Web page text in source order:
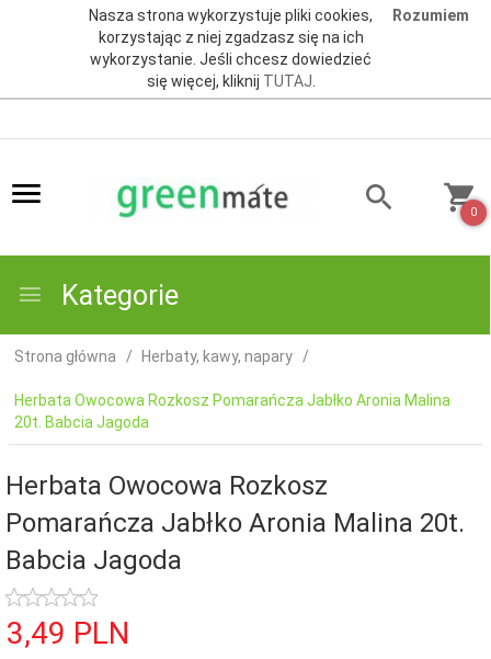
Nasza strona wykorzystuje pliki cookies,
korzystając z niej zgadzasz się na ich
wykorzystanie. Jeśli chcesz dowiedzieć
się więcej, kliknij TUTAJ.
Rozumiem
0
Kategorie
Strona główna Herbaty, kawy, napary
Herbata Owocowa Rozkosz Pomarańcza Jabłko Aronia Malina
20t. Babcia Jagoda
Herbata Owocowa Rozkosz
Pomarańcza Jabłko Aronia Malina 20t.
Babcia Jagoda
3,49 PLN